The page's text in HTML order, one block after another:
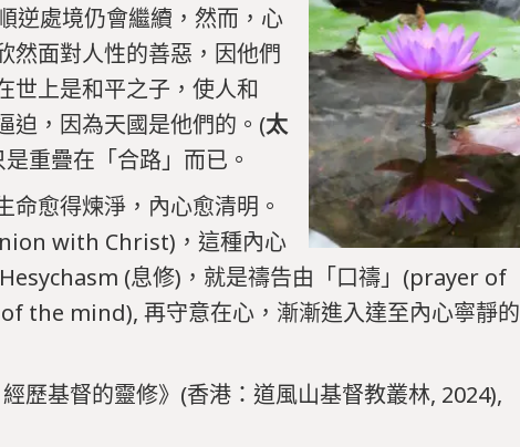
逆處境仍會繼續，然而，心
然面對人性的善惡，因他們
世上是和平之子，使人和
迫，因為天國是他們的。(太
重疊在「合路」而已。
愈得煉淨，內心愈清明。
with Christ)，這種內心
(息修)，就是禱告由「口禱」(prayer of
the mind), 再守意在心，漸漸進入達至內心寧靜的
歷基督的靈修》(香港：道風山基督教叢林, 2024),